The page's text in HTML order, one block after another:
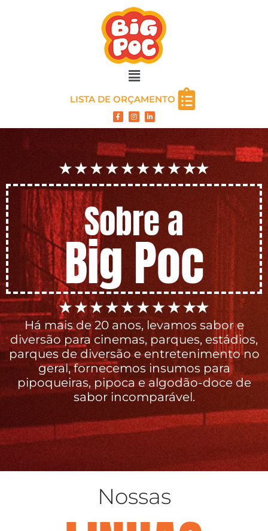
LISTA DE ORÇAMENTO
Sobre a
Big Poc
Há mais de 20 anos, levamos sabor e
diversão para cinemas, parques, estádios,
parques de diversão e entretenimento no
geral, fornecemos insumos para
pipoqueiras, pipoca e algodão-doce de
sabor incomparável.
Nossas